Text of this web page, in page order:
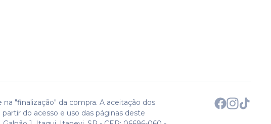
"finalização" da compra. A aceitação dos
do acesso e uso das páginas deste